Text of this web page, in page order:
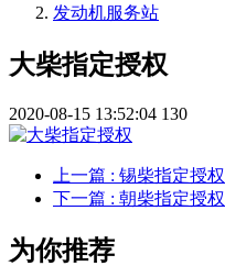
发动机服务站
大柴指定授权
2020-08-15 13:52:04 130
上一篇 : 锡柴指定授权
下一篇 : 朝柴指定授权
为你推荐